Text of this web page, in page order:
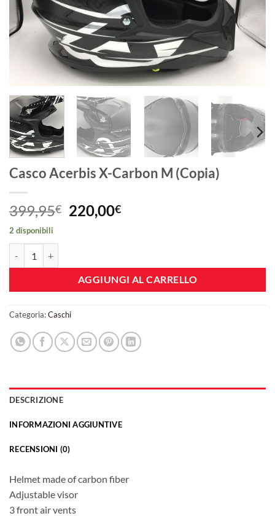
Casco Acerbis X-Carbon M (Copia)
399,95€ Il
prezzo
399,95€.
220,00€Il
220,00€.
2 disponibili
AGGIUNGI AL CARRELLO
Categoria:Caschi
DESCRIZIONE
INFORMAZIONI AGGIUNTIVE
RECENSIONI (0)
Helmet made of carbon fiber
Adjustable visor
3 front air vents